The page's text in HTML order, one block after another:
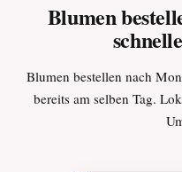
Blumen
Blumen bestellen nach
bereits am selben Tag.